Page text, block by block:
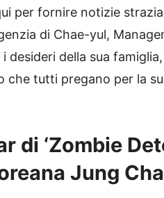
per fornire notizie
di Chae-yul,
desideri della sua
che tutti pregano per la
di ‘Zombie
Jung